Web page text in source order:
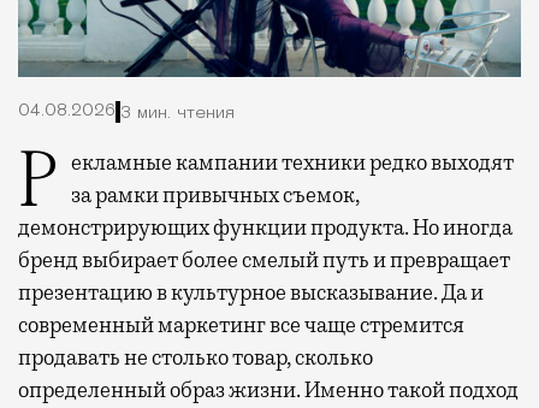
04.08.2026 3 мин. чтения
Рекламные кампании техники редко выходят
за рамки привычных съемок,
демонстрирующих функции продукта. Но иногда
бренд выбирает более смелый путь и превращает
презентацию в культурное высказывание. Да и
современный маркетинг все чаще стремится
продавать не столько товар, сколько
определенный образ жизни. Именно такой подход